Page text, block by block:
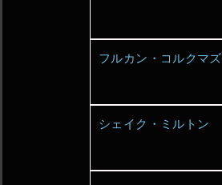
フルカン・コルクマズ
シェイク・ミルトン